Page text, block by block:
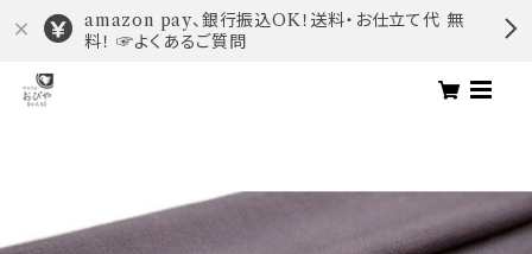
amazon pay、銀行振込OK！送料・お仕立て代 無
料！ ☞よくあるご質問